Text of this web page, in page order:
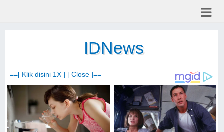
IDNews
==[ Klik disini 1X ] [ Close ]==